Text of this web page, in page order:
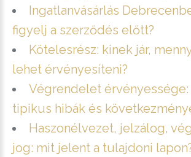
Ingatlanvásárlás
figyelj a szerződés előtt?
Kötelesrész: kinek jár,
lehet érvényesíteni?
Végrendelet érvényessége:
tipikus hibák és
Haszonélvezet, jelzálog,
jog: mit jelent a tulajdoni